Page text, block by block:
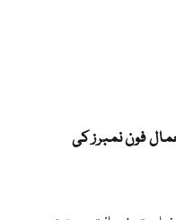
فون نمبرز کی